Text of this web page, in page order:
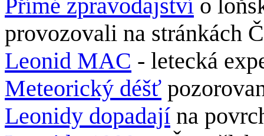
Přímé zpravodajství o
provozovali na stránkách
Leonid MAC - letecká
Meteorický déšť
Leonidy dopadají na